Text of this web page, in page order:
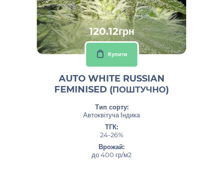
120.12грн
Купити
AUTO WHITE RUSSIAN
FEMINISED (ПОШТУЧНО)
Тип сорту:
Автоквітуча Індика
ТГК:
24-26%
Врожай:
до 400 гр/м2